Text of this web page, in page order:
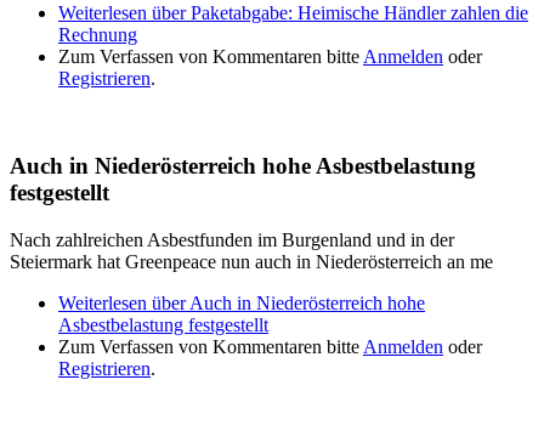
Weiterlesen über Paketabgabe: Heimische Händler zahlen die
Rechnung
Zum Verfassen von Kommentaren bitte Anmelden oder
Registrieren.
Auch in Niederösterreich hohe Asbestbelastung
festgestellt
Nach zahlreichen Asbestfunden im Burgenland und in der
Steiermark hat Greenpeace nun auch in Niederösterreich an me
Weiterlesen über Auch in Niederösterreich hohe
Asbestbelastung festgestellt
Zum Verfassen von Kommentaren bitte Anmelden oder
Registrieren.